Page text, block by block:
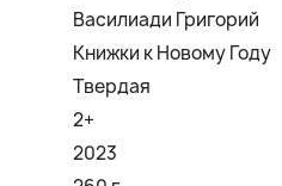
Василиади Григорий
Книжки к Новому Году
Твердая
2+
2023